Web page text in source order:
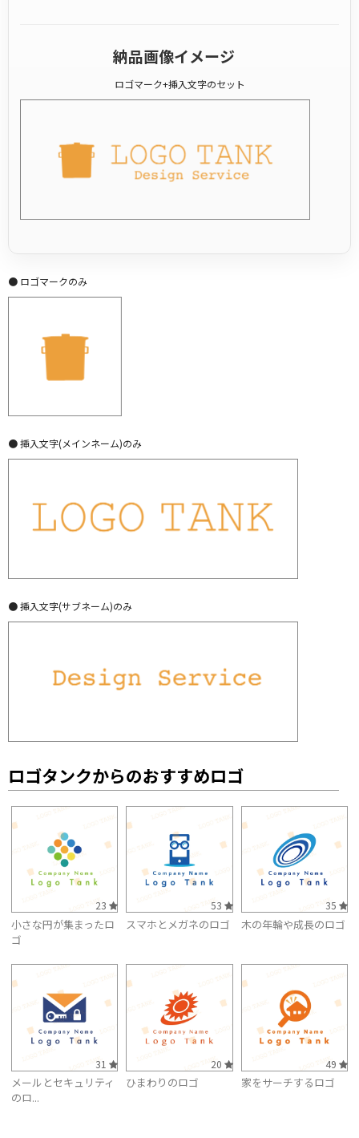
納品画像イメージ
ロゴマーク+挿入文字のセット
● ロゴマークのみ
● 挿入文字(メインネーム)のみ
● 挿入文字(サブネーム)のみ
ロゴタンクからのおすすめロゴ
23
小さな円が集まったロ
ゴ
53
スマホとメガネのロゴ
35
木の年輪や成長のロゴ
31
メールとセキュリティ
のロ...
20
ひまわりのロゴ
49
家をサーチするロゴ